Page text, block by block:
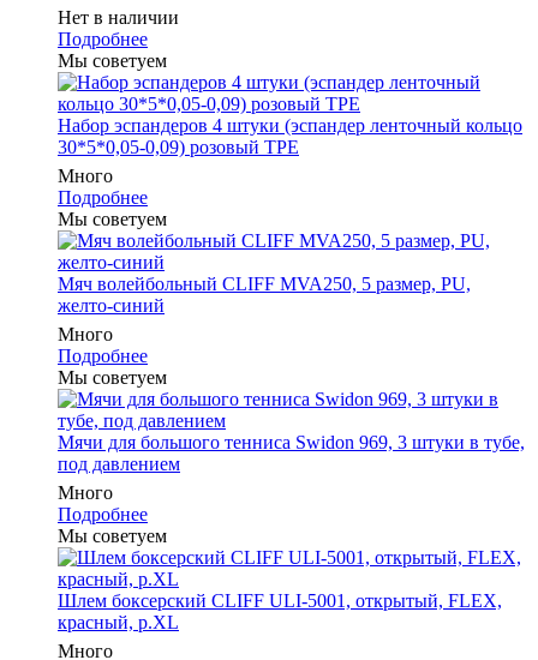
Нет в наличии
Подробнее
Мы советуем
Набор эспандеров 4 штуки (эспандер ленточный кольцо
30*5*0,05-0,09) розовый ТРЕ
Много
Подробнее
Мы советуем
Мяч волейбольный CLIFF MVA250, 5 размер, PU,
желто-синий
Много
Подробнее
Мы советуем
Мячи для большого тенниса Swidon 969, 3 штуки в тубе,
под давлением
Много
Подробнее
Мы советуем
Шлем боксерский CLIFF ULI-5001, открытый, FLEX,
красный, р.XL
Много